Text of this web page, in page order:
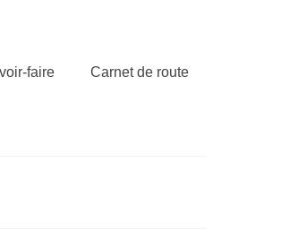
faire Carnet de route